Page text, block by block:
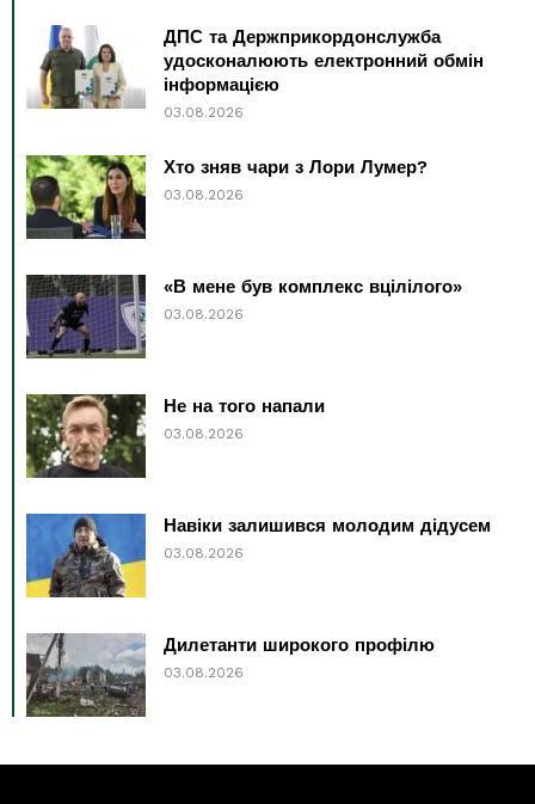
ДПС та Держприкордонслужба
удосконалюють електронний обмін
інформацією
03.08.2026
Хто зняв чари з Лори Лумер?
03.08.2026
«В мене був комплекс вцілілого»
03.08.2026
Не на того напали
03.08.2026
Навіки залишився молодим дідусем
03.08.2026
Дилетанти широкого профілю
03.08.2026